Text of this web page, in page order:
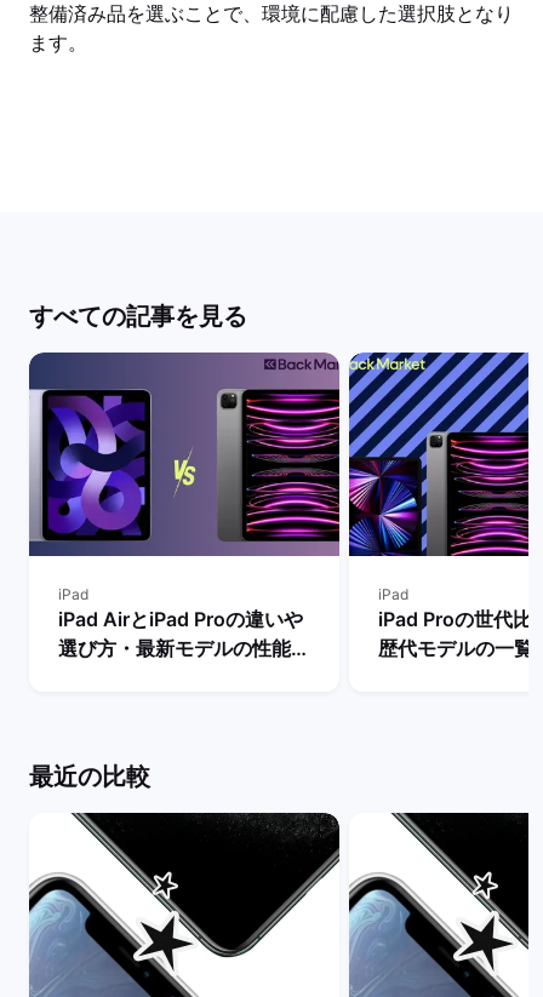
整備済み品を選ぶことで、環境に配慮した選択肢となり
ます。
すべての記事を見る
iPad
iPad AirとiPad Proの違いや
選び方・最新モデルの性能を
iPad
iPad Proの世代比
歴代モデルの一覧
最近の比較